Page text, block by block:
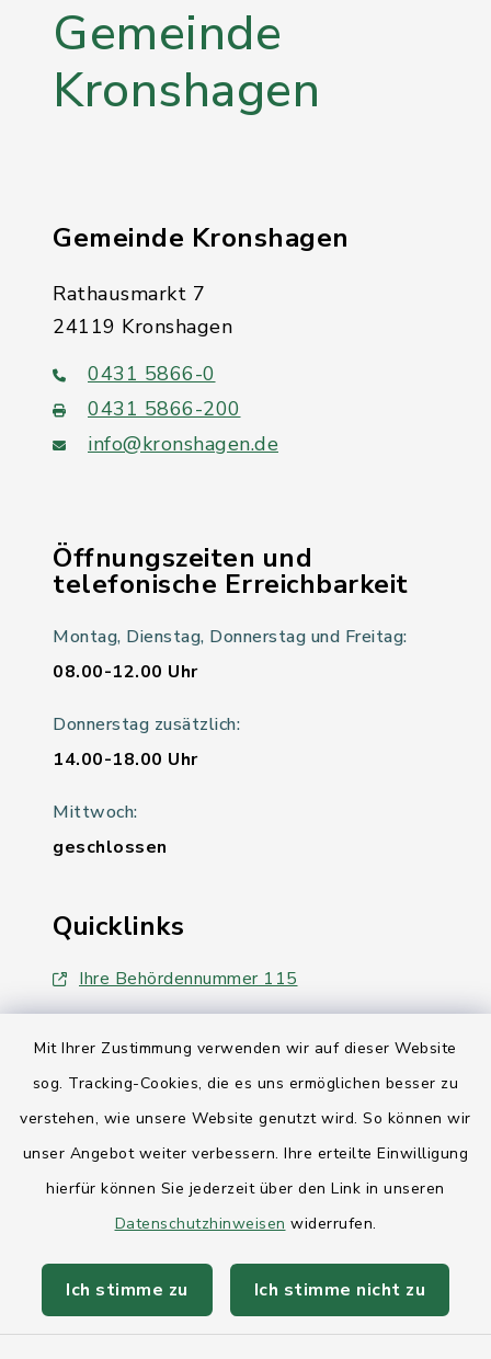
Mit Ihrer Zustimmung verwenden wir auf dieser Website
sog. Tracking-Cookies, die es uns ermöglichen besser zu
verstehen, wie unsere Website genutzt wird. So können wir
unser Angebot weiter verbessern. Ihre erteilte Einwilligung
hierfür können Sie jederzeit über den Link in unseren
Datenschutzhinweisen widerrufen.
Ich stimme zu Ich stimme nicht zu
Gemeinde
Kronshagen
Gemeinde Kronshagen
Rathausmarkt 7
24119 Kronshagen
0431 5866-0
0431 5866-200
info@kronshagen.de
Öffnungszeiten und
telefonische Erreichbarkeit
Montag, Dienstag, Donnerstag und Freitag:
08.00-12.00 Uhr
Donnerstag zusätzlich:
14.00-18.00 Uhr
Mittwoch:
geschlossen
Quicklinks
Ihre Behördennummer 115
Kreis Rendsburg-Eckernförde
AktivRegion Mittelholstein
Kontakt
Anfahrt